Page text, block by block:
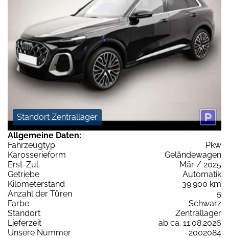
Standort Zentrallager
Allgemeine Daten:
Fahrzeugtyp
Pkw
Karosserieform
Geländewagen
Erst-Zul.
Mär / 2025
Getriebe
Automatik
Kilometerstand
39.900 km
Anzahl der Türen
5
Farbe
Schwarz
Standort
Zentrallager
Lieferzeit
ab ca. 11.08.2026
Unsere Nummer
2002084